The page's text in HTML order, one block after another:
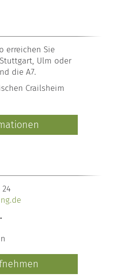
erreichen Sie
Ulm oder
die A7.
Crailsheim
24